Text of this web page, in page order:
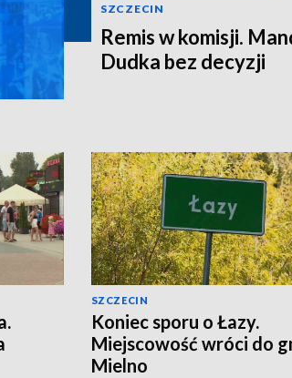
SZCZECIN
Remis w komisji.
Dudka bez decyzji
SZCZECIN
Koniec sporu o Łazy.
Miejscowość wróci do
Mielno